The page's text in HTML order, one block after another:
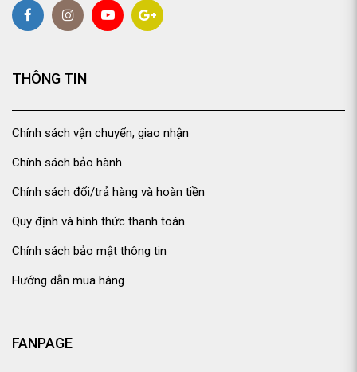
THÔNG TIN
Chính sách vận chuyển, giao nhận
Chính sách bảo hành
Chính sách đổi/trả hàng và hoàn tiền
Quy định và hình thức thanh toán
Chính sách bảo mật thông tin
Hướng dẫn mua hàng
FANPAGE